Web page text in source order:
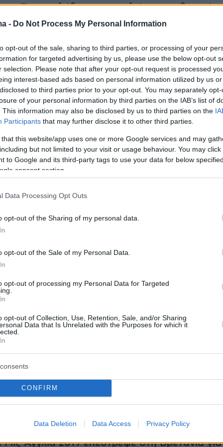
- Do Not Process My Personal Information
opt-out of the sale, sharing to third parties, or processing of your
for targeted advertising by us, please use the below opt-out
selection. Please note that after your opt-out request is processed
interest-based ads based on personal information utilized by us
to third parties prior to your opt-out. You may separately
of your personal information by third parties on the IAB’s list of
This information may also be disclosed by us to third parties on the
Participants that may further disclose it to other third parties.
that this website/app uses one or more Google services and may
but not limited to your visit or usage behaviour. You may
to Google and its third-party tags to use your data for below
consent section.
Data Processing Opt Outs
opt-out of the Sharing of my personal data.
opt-out of the Sale of my Personal Data.
opt-out of processing my Personal Data for Targeted
opt-out of Collection, Use, Retention, Sale, and/or Sharing
Data that Is Unrelated with the Purposes for which it
CONFIRM
Data Deletion Data Access Privacy Policy
ο Τραμπ κλήθηκε να σχολιάσει τη χθεσινή
Modly, ο οποίος είχε χαρακτηρίσει
μία σκληρή δήλωση».
πρόεδρος είχε δηλώσει νωρίτερα ότι βλέπει
χώρας να θυμίζουν «καιρό πολέμου»,
ότι «αυτό είναι υπέροχο», γεγονός που
από πολλά αμερικανικά -και όχι
στην κρίση της εξάπλωσης του νέου
αυτή τη μάχη, θα κατατροπώσουμε
και θα ανέλθουμε από αυτήν την κρίση με
εργαζόμενους, τις οικογένειες και
Κέντρο ελέγχου για την πανδημία τα
Αγγλία 2019 επέστρεψε στη Βρετανία για